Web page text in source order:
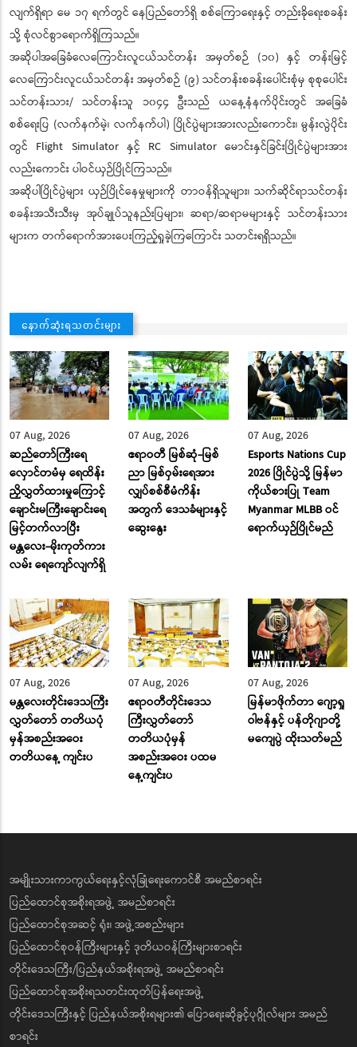
လျက်ရှိရာ မေ ၁၇ ရက်တွင် နေပြည်တော်ရှိ စစ်ကြောရေးနှင့် တည်းခိုရေးစခန်း
သို့ စုံလင်စွာရောက်ရှိကြသည်။
အဆိုပါအခြေခံလေကြောင်းလူငယ်သင်တန်း အမှတ်စဉ် (၁၀) နှင့် တန်းမြင့်
လေကြောင်းလူငယ်သင်တန်း အမှတ်စဉ် (၉) သင်တန်းစခန်းပေါင်းစုံမှ စုစုပေါင်း
သင်တန်းသား/ သင်တန်းသူ ၁၀၄၄ ဦးသည် ယနေ့နံနက်ပိုင်းတွင် အခြေခံ
စစ်ရေးပြ (လက်နက်မဲ့၊ လက်နက်ပါ) ပြိုင်ပွဲများအားလည်းကောင်း၊ မွန်းလွဲပိုင်း
တွင် Flight Simulator နှင့် RC Simulator မောင်းနှင်ခြင်းပြိုင်ပွဲများအား
လည်းကောင်း ပါဝင်ယှဉ်ပြိုင်ကြသည်။
အဆိုပါပြိုင်ပွဲများ ယှဉ်ပြိုင်နေမှုများကို တာဝန်ရှိသူများ၊ သက်ဆိုင်ရာသင်တန်း
စခန်းအသီးသီးမှ အုပ်ချုပ်သူနည်းပြများ၊ ဆရာ/ဆရာမများနှင့် သင်တန်းသား
များက တက်ရောက်အားပေးကြည့်ရှုခဲ့ကြကြောင်း သတင်းရရှိသည်။
နောက်ဆုံးရသတင်းများ
07 Aug, 2026
ဆည်တော်ကြီးရေ
လှောင်တမံမှ ရေထိန်း
ညှိလွှတ်ထားမှုကြောင့်
ချောင်းမကြီးချောင်းရေ
မြင့်တက်လာပြီး
မန္တလေး-မိုးကုတ်ကား
လမ်း ‌ရေ‌ကျော်လျက်ရှိ
07 Aug, 2026
ဧရာဝတီ မြစ်ဆုံ-မြစ်
ညာ မြစ်ဝှမ်းရေအား
လျှပ်စစ်စီမံကိန်း
အတွက် ဒေသခံများနှင့်
ဆွေးနွေး
07 Aug, 2026
Esports Nations Cup
2026 ပြိုင်ပွဲသို့ မြန်မာ
ကိုယ်စားပြု Team
Myanmar MLBB ဝင်
ရောက်ယှဉ်ပြိုင်မည်
07 Aug, 2026
မန္တလေးတိုင်းဒေသကြီး
လွှတ်တော် တတိယပုံ
မှန်အစည်းအဝေး
တတိယနေ့ ကျင်းပ
07 Aug, 2026
ဧရာဝတီတိုင်းဒေသ
ကြီးလွှတ်တော်
တတိယပုံမှန်
အစည်းအဝေး ပထမ
နေ့ကျင်းပ
07 Aug, 2026
မြန်မာဖိုက်တာ ဂျော့ရှု
ဝါဗန်နှင့် ပန်တိုဂျာတို့
မကျေပွဲ ထိုးသတ်မည်
အမျိုးသားကာကွယ်ရေးနှင့်လုံခြုံရေးကောင်စီ အမည်စာရင်း
ပြည်ထောင်စုအစိုးရအဖွဲ့ အမည်စာရင်း
ပြည်ထောင်စုအဆင့် ရုံး၊ အဖွဲ့အစည်းများ
ပြည်ထောင်စုဝန်ကြီးများနှင့် ဒုတိယဝန်ကြီးများစာရင်း
တိုင်းဒေသကြီး/ပြည်နယ်အစိုးရအဖွဲ့ အမည်စာရင်း
ပြည်ထောင်စုအစိုးရသတင်းထုတ်ပြန်ရေးအဖွဲ့
တိုင်းဒေသကြီးနှင့် ပြည်နယ်အစိုးရများ၏ ပြောရေးဆိုခွင့်ပုဂ္ဂိုလ်များ အမည်
စာရင်း